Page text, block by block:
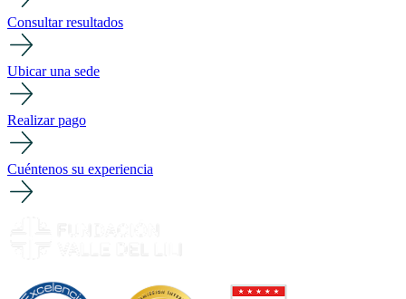
Consultar resultados
Ubicar una sede
Realizar pago
Cuéntenos su experiencia